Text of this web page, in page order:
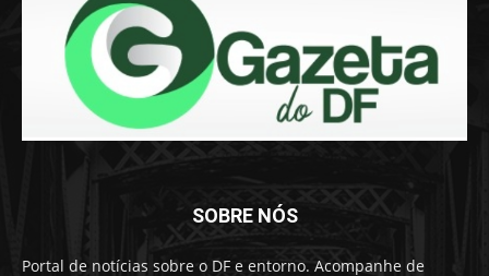
SOBRE NÓS
Portal de notícias sobre o DF e entorno. Acompanhe de